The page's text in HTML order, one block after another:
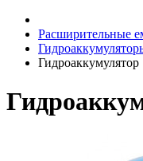
Расширительные